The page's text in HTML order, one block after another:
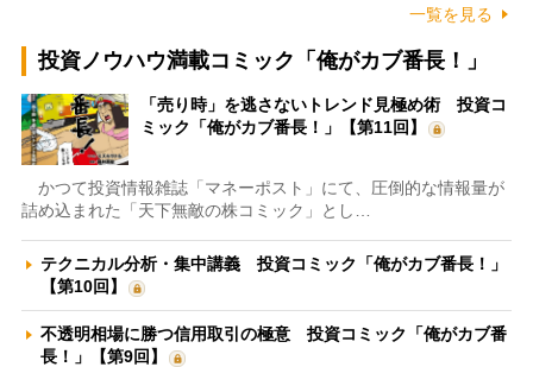
一覧を見る
投資ノウハウ満載コミック「俺がカブ番長！」
「売り時」を逃さないトレンド見極め術 投資コ
ミック「俺がカブ番長！」【第11回】
かつて投資情報雑誌「マネーポスト」にて、圧倒的な情報量が
詰め込まれた「天下無敵の株コミック」とし…
テクニカル分析・集中講義 投資コミック「俺がカブ番長！」
【第10回】
不透明相場に勝つ信用取引の極意 投資コミック「俺がカブ番
長！」【第9回】